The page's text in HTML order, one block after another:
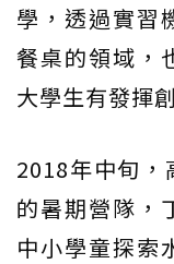
學，透過實習
餐桌的領域，
大學生有發揮
2018年中旬，
的暑期營隊，
中小學童探索